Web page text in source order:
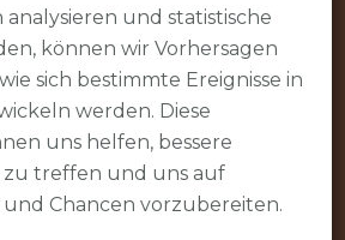
analysieren und statistische
können wir Vorhersagen
sich bestimmte Ereignisse in
werden. Diese
uns helfen, bessere
treffen und uns auf
und Chancen vorzubereiten.